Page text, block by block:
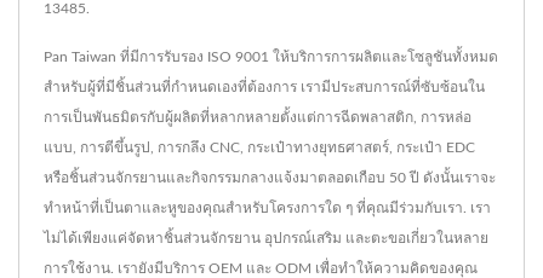
13485.
Pan Taiwan ที่มีการรับรอง ISO 9001 ให้บริการการผลิตและโซลูชันทั้งหมด
สำหรับผู้ที่มีชิ้นส่วนที่กำหนดเองที่ต้องการ เรามีประสบการณ์ที่ซับซ้อนใน
การเป็นพันธมิตรกับผู้ผลิตที่หลากหลายตั้งแต่การฉีดพลาสติก, การหล่อ
แบบ, การตีขึ้นรูป, การกลึง CNC, กระเป๋าทางยุทธศาสตร์, กระเป๋า EDC
หรือชิ้นส่วนจักรยานและกิจกรรมกลางแจ้งมาตลอดเกือบ 50 ปี ดังนั้นเราจะ
ทำหน้าที่เป็นตาและหูของคุณสำหรับโครงการใด ๆ ที่คุณมีร่วมกับเรา. เรา
ไม่ได้เพียงแค่จัดหาชิ้นส่วนจักรยาน อุปกรณ์เสริม และตะขอเกี่ยวในหลาย
การใช้งาน. เรายังมีบริการ OEM และ ODM เพื่อทำให้ความคิดของคุณ